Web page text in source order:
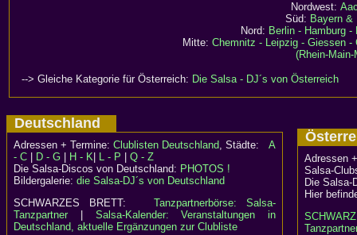
Nordwest:
Süd: Bayern &
Nord: Berlin - Hamburg -
Mitte: Chemnitz - Leipzig - Giessen -
(Rhein-
--> Gleiche Kategorie für Österreich: Die Salsa - DJ´s von Österreich
Deutschland
Adressen + Termine: Clublisten Deutschland, Städte: A
- C
D - G H - K L - P
Q - Z
Die Salsa-Discos von Deutschland: PHOTOS !
Bildergalerie: die Salsa-DJ´s von Deutschland
SCHWARZES BRETT:Tanzpartnerbörse: Salsa-
Tanzpartner| Salsa-Kalender: Veranstaltungen in
Deutschland, aktuelle Ergänzungen zur Clubliste
Adressen
Salsa-
Die
Hier